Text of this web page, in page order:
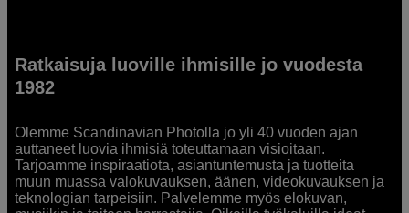
Ratkaisuja luoville ihmisille jo vuodesta
1982
Olemme Scandinavian Photolla jo yli 40 vuoden ajan
auttaneet luovia ihmisiä toteuttamaan visioitaan.
Tarjoamme inspiraatiota, asiantuntemusta ja tuotteita
muun muassa valokuvauksen, äänen, videokuvauksen ja
teknologian tarpeisiin. Palvelemme myös elokuvan,